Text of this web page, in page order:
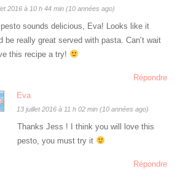
2016 à 10 h 44 min (10 années ago)
sounds delicious, Eva! Looks like it
be really great served with pasta. Can’t wait
this recipe a try!
Répondre
Eva
13 juillet 2016 à 11 h 02 min (10 années ago)
Thanks Jess ! I think you will love this
pesto, you must try it
Répondre